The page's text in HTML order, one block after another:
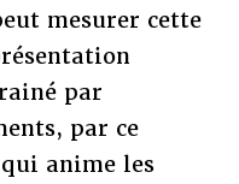
mesurer cette
par
par ce
anime les